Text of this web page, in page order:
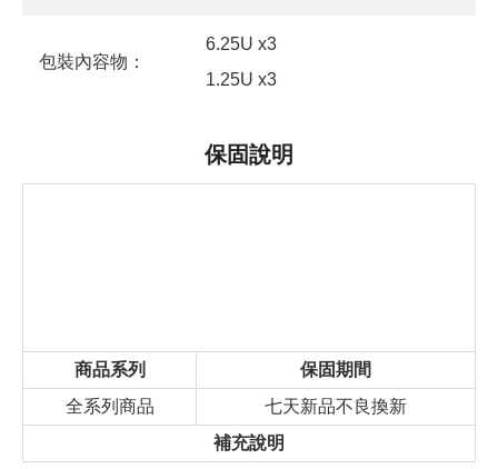
包裝內容物：
6.25U x3
1.25U x3
保固說明
商品系列
保固期間
全系列商品
七天新品不良換新
補充說明